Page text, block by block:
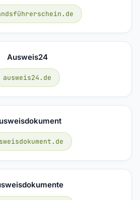
Ausweis24
ausweis24.de